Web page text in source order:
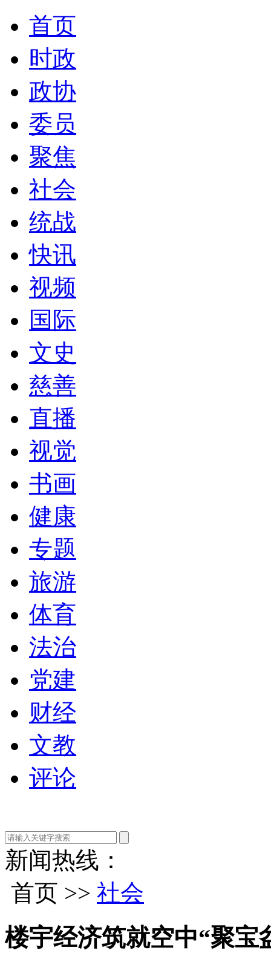
首页
时政
政协
委员
聚焦
社会
统战
快讯
视频
国际
文史
慈善
直播
视觉
书画
健康
专题
旅游
体育
法治
党建
财经
文教
评论
新闻热线：
首页 >> 社会
楼宇经济筑就空中“聚宝